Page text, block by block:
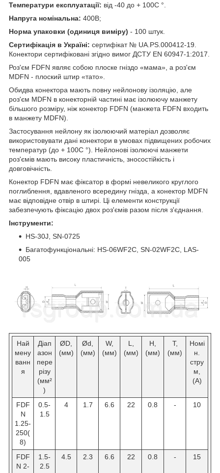
Температури експлуатації: від -40 до + 100С °.
Напруга номінальна: 400В;
Норма упаковки (одиниця виміру) - 100 штук.
Сертифікація в Україні: сертифікат № UA.PS.000412-19.
Конектори сертифіковані згідно вимог ДСТУ EN 60947-1:2017.
Роз'єм FDFN являє собою плоске гніздо «мама», а роз'єм
MDFN - плоский штир «тато».
Обидва конектора мають повну нейлонову ізоляцію, але
роз'єм MDFN в конекторній частині має ізолюючу манжету
більшого розміру, ніж конектор FDFN (манжета FDFN входить
в манжету MDFN).
Застосування нейлону як ізолюючий матеріал дозволяє
використовувати дані конектори в умовах підвищених робочих
температур (до + 100С °). Нейлонові ізолюючі манжети
роз'ємів мають високу пластичність, зносостійкість і
довговічність.
Конектор FDFN має фіксатор в формі невеликого круглого
поглиблення, вдавленого всередину гнізда, а конектор MDFN
має відповідне отвір в штирі. Ці елементи конструкції
забезпечують фіксацію двох роз'ємів разом після з'єднання.
Інструменти:
HS-30J, SN-0725
Багатофункціональні: HS-06WF2C, SN-02WF2C, LAS-
005
Най
мену
ванн
я
Діап
азон
пере
різу
(мм²
)
ØD,
(мм)
Ød,
(мм)
W,
(мм)
L,
(мм)
H,
(мм)
T,
(мм)
Номі
н.
стру
м,
(А)
FDF
N
1.25-
250(
8)
0.5-
1.5
4 1.7 6.6 22 0.8 - 10
FDF
N 2-
1.5-
2.5
4.5 2.3 6.6 22 0.8 - 15